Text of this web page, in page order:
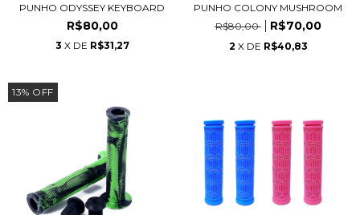
PUNHO ODYSSEY KEYBOARD
R$80,00
3 X DE R$31,27
PUNHO COLONY MUSHROOM
R$80,00
R$70,00
2 X DE R$40,83
13% OFF